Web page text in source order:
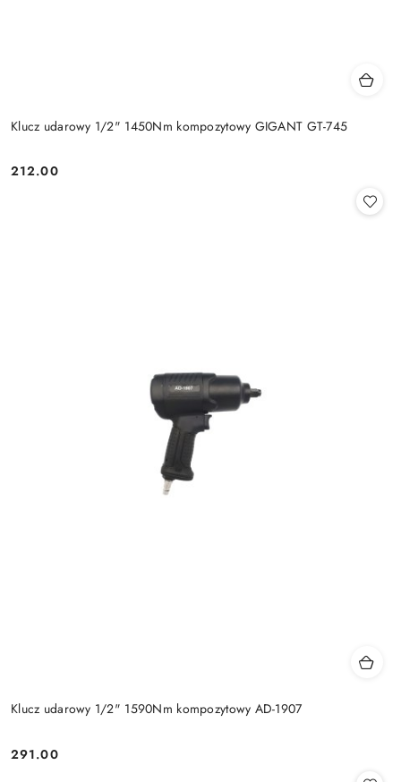
Klucz udarowy 1/2" 1450Nm kompozytowy GIGANT GT-745
Cena:
212.00
Klucz udarowy 1/2" 1590Nm kompozytowy AD-1907
Cena:
291.00